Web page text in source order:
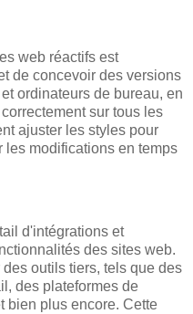
web réactifs est
de concevoir des versions
ordinateurs de bureau, en
sur tous les
ajuster les styles pour
les modifications en temps
d'intégrations et
des sites web.
outils tiers, tels que des
des plateformes de
bien plus encore. Cette